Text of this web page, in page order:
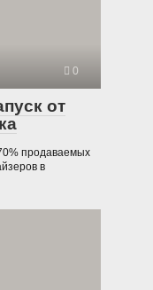
0
от
продаваемых
в